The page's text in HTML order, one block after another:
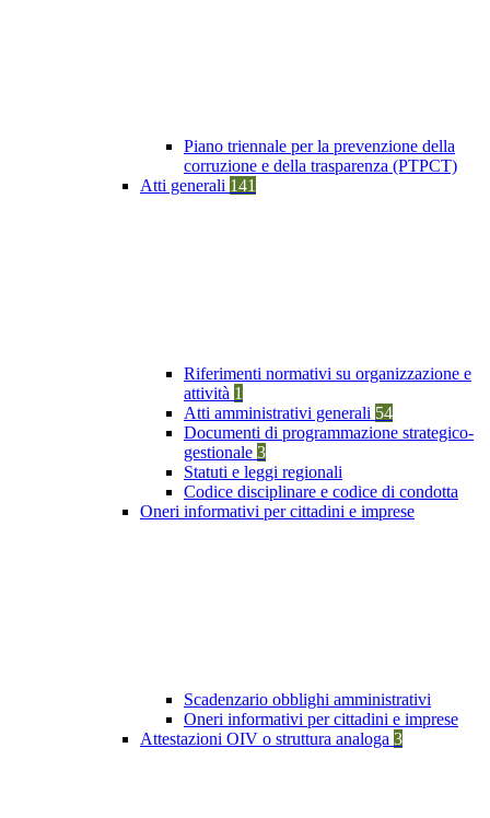
Piano triennale per la prevenzione della
corruzione e della trasparenza (PTPCT)
Atti generali 141
Riferimenti normativi su organizzazione e
attività 1
Atti amministrativi generali 54
Documenti di programmazione strategico-
gestionale 3
Statuti e leggi regionali
Codice disciplinare e codice di condotta
Oneri informativi per cittadini e imprese
Scadenzario obblighi amministrativi
Oneri informativi per cittadini e imprese
Attestazioni OIV o struttura analoga 3